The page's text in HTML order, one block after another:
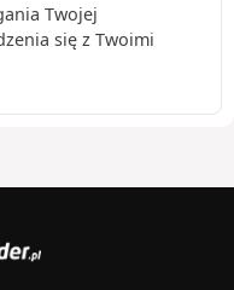
Twojej
się z Twoimi